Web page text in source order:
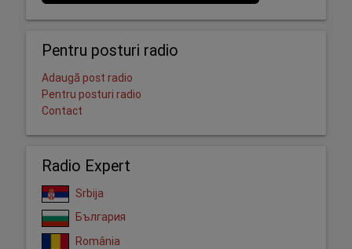
Pentru posturi radio
Adaugă post radio
Pentru posturi radio
Contact
Radio Expert
Srbija
България
România